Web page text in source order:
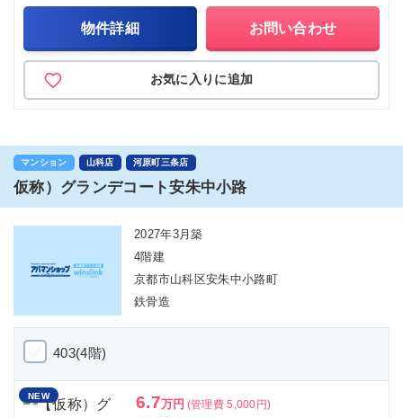
物件詳細 お問い合わせ
お気に入りに追加
マンション 山科店 河原町三条店
仮称）グランデコート安朱中小路
2027年3月築
4階建
京都市山科区安朱中小路町
鉄骨造
403(4階)
NEW 6.7万円 (管理費 5,000円)